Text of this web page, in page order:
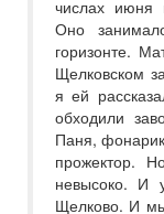
числах июня
Оно
горизонте.
Щелковском
я ей
обходили
Паня,
прожектор.
невысоко. И
Щелково. И